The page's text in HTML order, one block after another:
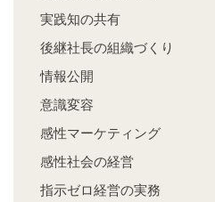
実践知の共有
後継社長の組織づくり
情報公開
意識変容
感性マーケティング
感性社会の経営
指示ゼロ経営の実務